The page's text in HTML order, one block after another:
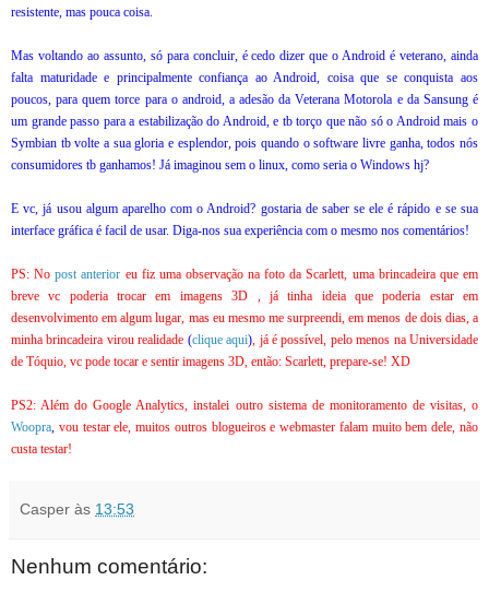
resistente, mas pouca coisa.
Mas voltando ao assunto, só para concluir, é cedo dizer que o Android é veterano, ainda
falta maturidade e principalmente confiança ao Android, coisa que se conquista aos
poucos, para quem torce para o android, a adesão da Veterana Motorola e da Sansung é
um grande passo para a estabilização do Android, e tb torço que não só o Android mais o
Symbian tb volte a sua gloria e esplendor, pois quando o software livre ganha, todos nós
consumidores tb ganhamos! Já imaginou sem o linux, como seria o Windows hj?
E vc, já usou algum aparelho com o Android? gostaria de saber se ele é rápido e se sua
interface gráfica é facil de usar. Diga-nos sua experiência com o mesmo nos comentários!
PS: No post anterior eu fiz uma observação na foto da Scarlett, uma brincadeira que em
breve vc poderia trocar em imagens 3D , já tinha ideia que poderia estar em
desenvolvimento em algum lugar, mas eu mesmo me surpreendi, em menos de dois dias, a
minha brincadeira virou realidade (clique aqui), já é possível, pelo menos na Universidade
de Tóquio, vc pode tocar e sentir imagens 3D, então: Scarlett, prepare-se! XD
PS2: Além do Google Analytics, instalei outro sistema de monitoramento de visitas, o
Woopra, vou testar ele, muitos outros blogueiros e webmaster falam muito bem dele, não
custa testar!
Casper às 13:53
Nenhum comentário: